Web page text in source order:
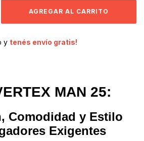
y tenés envío gratis!
MAN 25:
Comodidad y Estilo
Exigentes